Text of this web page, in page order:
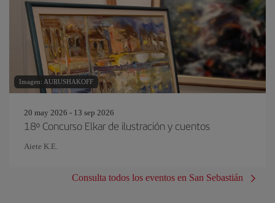
Imagen: AURUSHAKOFF
20 may 2026 - 13 sep 2026
18º Concurso Elkar de ilustración y cuentos
Aiete K.E.
Consulta todos los eventos en San Sebastián